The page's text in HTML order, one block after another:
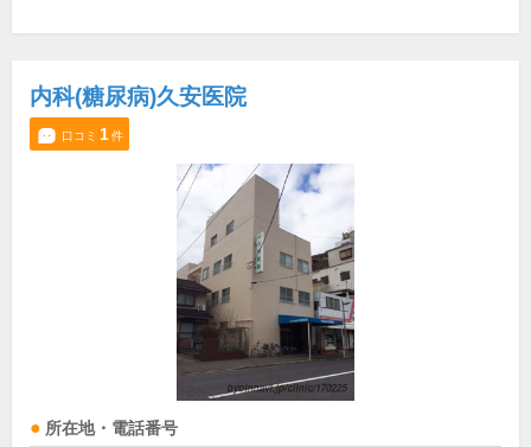
内科(糖尿病)久安医院
口コミ 1件
所在地・電話番号